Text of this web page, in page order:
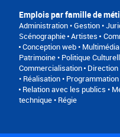
Emplois par famille de
Administration • Gestion •
Scénographie Artistes
Conception web •
Patrimoine • Politique
Commercialisation
• Réalisation • Programmation
Relation avec les publics •
technique • Régie